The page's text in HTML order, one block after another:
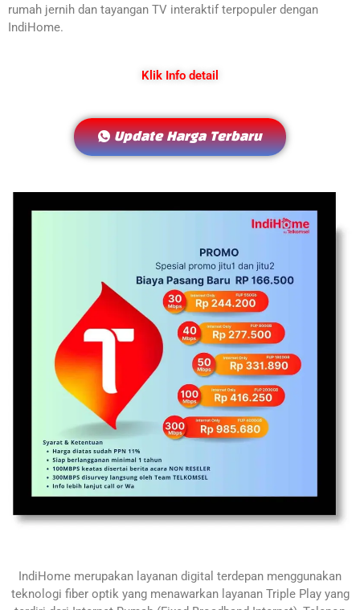
rumah jernih dan tayangan TV interaktif terpopuler dengan
IndiHome.
Klik Info detail
Update Harga Terbaru
IndiHome merupakan layanan digital terdepan menggunakan
teknologi fiber optik yang menawarkan layanan Triple Play yang